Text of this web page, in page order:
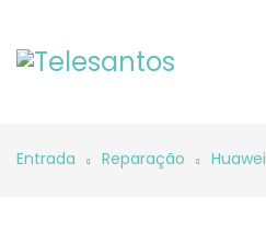
Entrada Reparação Huawei